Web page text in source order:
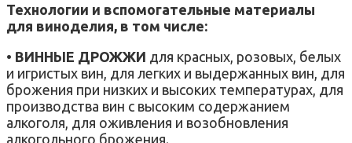
Технологии и вспомогательные материалы
для виноделия, в том числе:
• ВИННЫЕ ДРОЖЖИ для красных, розовых, белых
и игристых вин, для легких и выдержанных вин, для
брожения при низких и высоких температурах, для
производства вин с высоким содержанием
алкоголя, для оживления и возобновления
алкогольного брожения.